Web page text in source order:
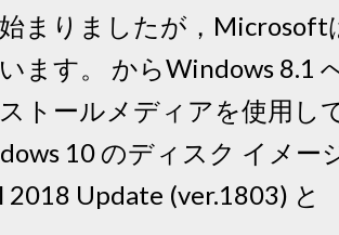
まりましたが，Microsoft
ます。 からWindows 8.1
トールメディアを使用し
10 のディスク イメー
Update (ver.1803) と